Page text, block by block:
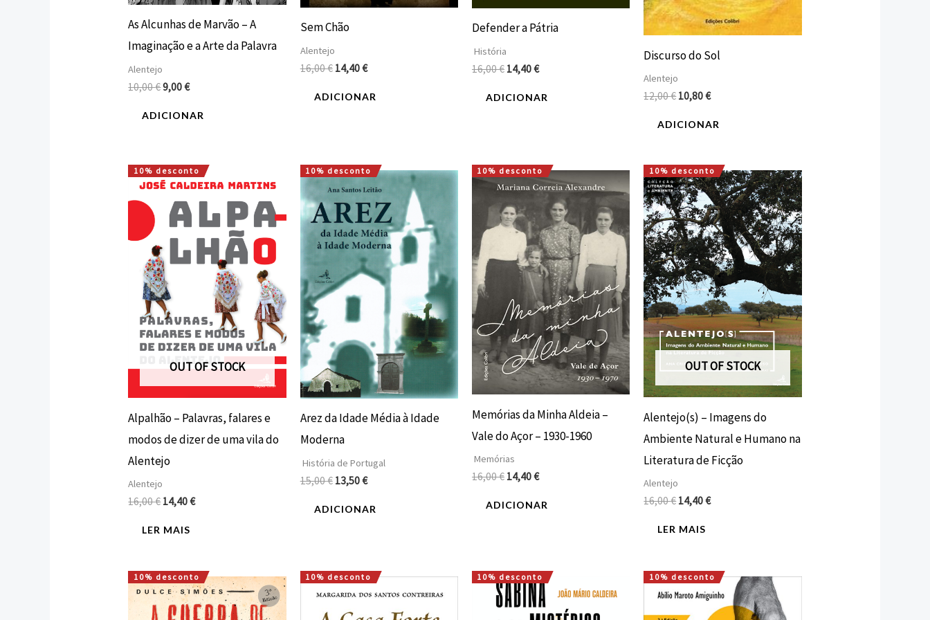
As Alcunhas de Marvão – A
Imaginação e a Arte da Palavra
Alentejo
10,00€9,00€
ADICIONAR
Sem Chão
Alentejo
16,00€ 14,40€
ADICIONAR
Defender a Pátria
História
16,00€ 14,40€
ADICIONAR
Discurso do Sol
Alentejo
12,00€10,80€
ADICIONAR
10% desconto
OUT OF STOCK
Alpalhão – Palavras, falares e
modos de dizer de uma vila do
Alentejo
Alentejo
16,00€
O
preço
original
era:
16,00 €.
14,40€
O
preço
atual
14,40 €.
LER MAIS
10% desconto
Arez da Idade Média à Idade
Moderna
História de Portugal
15,00€
O
preço
original
era:
15,00 €.
13,50€
O
preço
atual
é:
13,50 €.
ADICIONAR
10% desconto
Memórias da Minha Aldeia –
Vale do Açor – 1930-1960
Memórias
16,00€
O
preço
original
era:
16,00 €.
14,40€
O
preço
atual
14,40 €.
ADICIONAR
10% desconto
OUT OF STOCK
Alentejo(s) – Imagens do
Ambiente Natural e Humano na
Literatura de Ficção
Alentejo
16,00€
O
preço
original
era:
16,00 €.
14,40€
O
preço
atual
é:
14,40 €.
LER MAIS
10% desconto
O
preço
original
O
preço
atual
10% desconto
O
preço
O
preço
10% desconto
O
preço
original
O
preço
atual
10% desconto
O
preço
O
preço
atual